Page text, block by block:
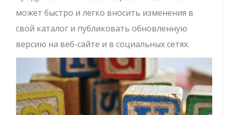
может быстро и легко вносить изменения в
свой каталог и публиковать обновленную
версию на веб-сайте и в социальных сетях.